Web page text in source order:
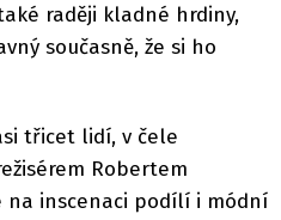
raději kladné hrdiny,
současně, že si ho
třicet lidí, v čele
Robertem
na inscenaci podílí i módní